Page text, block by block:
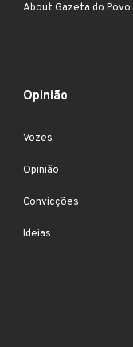
About Gazeta do Povo
Opinião
Vozes
Opinião
Convicções
Ideias